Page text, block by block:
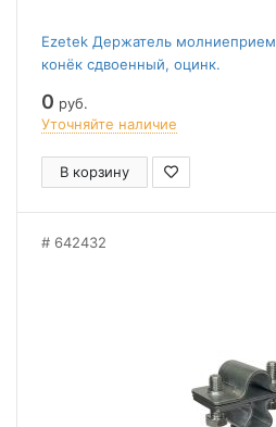
Ezetek Держатель
конёк сдвоенный, оцинк.
0 руб.
Уточняйте наличие
В корзину
642432